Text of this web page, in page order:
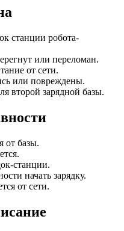
станции робота-
или переломан.
от сети.
или повреждены.
второй зарядной базы.
от базы.
станции.
начать зарядку.
от сети.